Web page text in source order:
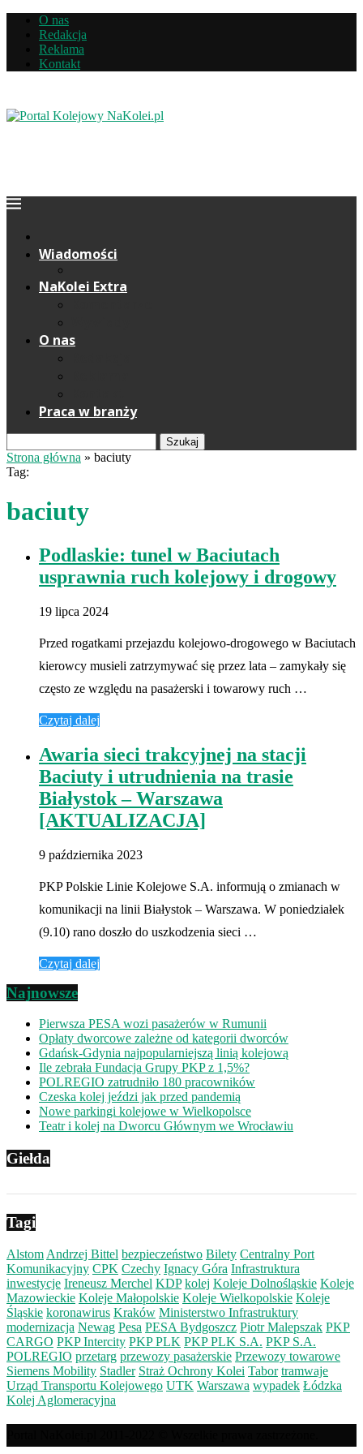
O nas
Redakcja
Reklama
Kontakt
Wiadomości
NaKolei Extra
O nas
Praca w branży
Szukaj
Strona główna » baciuty
Tag:
baciuty
Podlaskie: tunel w Baciutach
usprawnia ruch kolejowy i drogowy
19 lipca 2024
Przed rogatkami przejazdu kolejowo-drogowego w Baciutach
kierowcy musieli zatrzymywać się przez lata – zamykały się
często ze względu na pasażerski i towarowy ruch …
Czytaj dalej
Awaria sieci trakcyjnej na stacji
Baciuty i utrudnienia na trasie
Białystok – Warszawa
[AKTUALIZACJA]
9 października 2023
PKP Polskie Linie Kolejowe S.A. informują o zmianach w
komunikacji na linii Białystok – Warszawa. W poniedziałek
(9.10) rano doszło do uszkodzenia sieci …
Czytaj dalej
Najnowsze
Pierwsza PESA wozi pasażerów w Rumunii
Opłaty dworcowe zależne od kategorii dworców
Gdańsk-Gdynia najpopularniejszą linią kolejową
Ile zebrała Fundacja Grupy PKP z 1,5%?
POLREGIO zatrudniło 180 pracowników
Czeska kolej jeździ jak przed pandemią
Nowe parkingi kolejowe w Wielkopolsce
Teatr i kolej na Dworcu Głównym we Wrocławiu
Giełda
Tagi
Alstom Andrzej Bittel bezpieczeństwo Bilety Centralny Port
Komunikacyjny CPK Czechy Ignacy Góra Infrastruktura
inwestycje Ireneusz Merchel KDP kolej Koleje Dolnośląskie Koleje
Mazowieckie Koleje Małopolskie Koleje Wielkopolskie Koleje
Śląskie koronawirus Kraków Ministerstwo Infrastruktury
modernizacja Newag Pesa PESA Bydgoszcz Piotr Malepszak PKP
CARGO PKP Intercity PKP PLK PKP PLK S.A. PKP S.A.
POLREGIO przetarg przewozy pasażerskie Przewozy towarowe
Siemens Mobility Stadler Straż Ochrony Kolei Tabor tramwaje
Urząd Transportu Kolejowego UTK Warszawa wypadek Łódzka
Kolej Aglomeracyjna